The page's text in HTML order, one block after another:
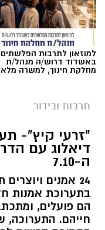
למוזאון לתרבות הפלשתים
באשדוד דרוש/ה מנהל/ת
מחלקת חינוך, למשרה
תרבות ובידור
"זרעי קיץ"-
דיאלוג עם
ה-7.10
24 אמנים
בתערוכת אמנות
הם פועלים,
חייהם. התערוכה,